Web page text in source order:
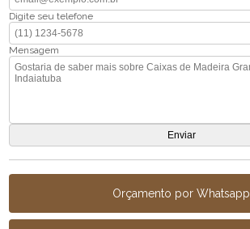
Digite seu telefone
Mensagem
Orçamento por Whatsapp